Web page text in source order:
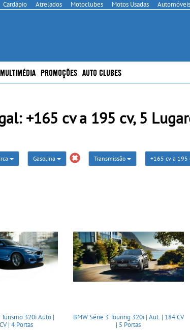
Cardápio Atrelados Motoclubes Motos Usadas
MULTIMÉDIA PROMOÇÕES AUTO CLUBES
+165 cv a 195 cv, 5
Gasolina Transmissão +165 cv a 195
320i Auto |
| 4 Portas
BMW Série 3 Touring 320i | Aut. | 184 CV
| 5 Portas